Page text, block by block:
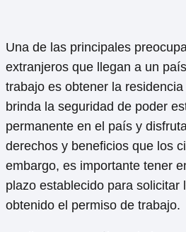
Una de las principales
extranjeros que llegan a un
trabajo es obtener la
brinda la seguridad de poder
permanente en el país y
derechos y beneficios que los
embargo, es importante tener
plazo establecido para solicitar
obtenido el permiso de trabajo.